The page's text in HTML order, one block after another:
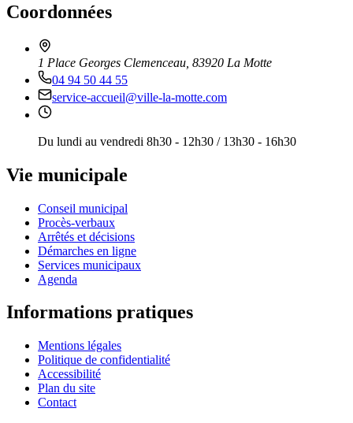
Coordonnées
1 Place Georges Clemenceau, 83920 La Motte
04 94 50 44 55
service-accueil@ville-la-motte.com
Du lundi au vendredi 8h30 - 12h30 / 13h30 - 16h30
Vie municipale
Conseil municipal
Procès-verbaux
Arrêtés et décisions
Démarches en ligne
Services municipaux
Agenda
Informations pratiques
Mentions légales
Politique de confidentialité
Accessibilité
Plan du site
Contact